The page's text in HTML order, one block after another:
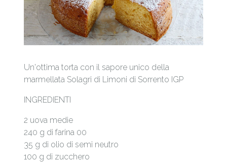
Un'ottima torta con il sapore unico della
marmellata Solagri di Limoni di Sorrento IGP
INGREDIENTI
2 uova medie
240 g di farina 00
35 g di olio di semi neutro
100 g di zucchero